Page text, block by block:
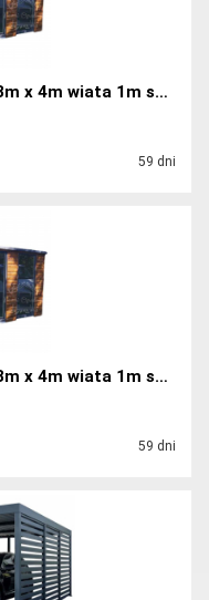
SCHOWEK DOMEK OGRODOWY 3m x 4m wiata 1m spad w tył...
59 dni
SCHOWEK DOMEK OGRODOWY 3m x 4m wiata 1m spad w tył...
59 dni